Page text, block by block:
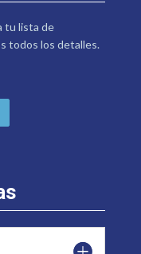
tu lista de
todos los detalles.